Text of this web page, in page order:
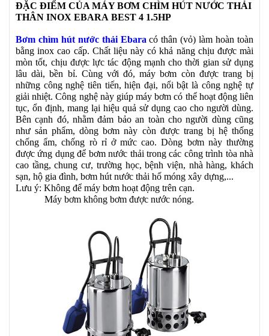
ĐẶC ĐIỂM CỦA MÁY BƠM CHÌM HÚT NƯỚC THẢI
THÂN INOX EBARA BEST 4 1.5HP
Bơm chìm hút nước thải Ebara có thân (vỏ) làm hoàn toàn
bằng inox cao cấp. Chất liệu này có khả năng chịu được mài
mòn tốt, chịu được lực tác động mạnh cho thời gian sử dụng
lâu dài, bền bỉ. Cùng với đó, máy bơm còn được trang bị
những công nghệ tiên tiến, hiện đại, nổi bật là công nghệ tự
giải nhiệt. Công nghệ này giúp máy bơm có thể hoạt động liên
tục, ổn định, mang lại hiệu quả sử dụng cao cho người dùng.
Bên cạnh đó, nhằm đảm bảo an toàn cho người dùng cũng
như sản phẩm, dòng bơm này còn được trang bị hệ thống
chống ẩm, chống rò rỉ ở mức cao. Dòng bơm này thường
được ứng dụng để bơm nước thải trong các công trình tòa nhà
cao tầng, chung cư, trường học, bệnh viện, nhà hàng, khách
sạn, hộ gia đình, bơm hút nước thải hố móng xây dựng,...
Lưu ý: Không để máy bơm hoạt động trên cạn.
Máy bơm không bơm được nước nóng.